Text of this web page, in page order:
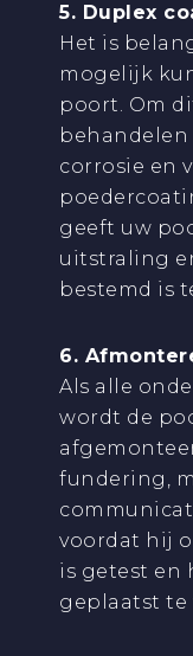
5. Duplex
Het is
mogelijk
poort. Om
corrosie en
geeft uw
uitstraling
bestemd is
6.
Als alle
wordt de
fundering,
voordat hij
is getest en
geplaatst te